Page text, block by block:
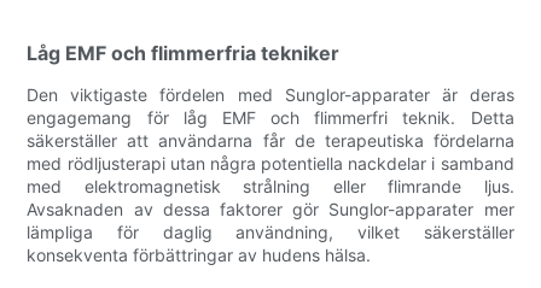
Låg EMF och flimmerfria tekniker
Den viktigaste fördelen med Sunglor-apparater är deras
engagemang för låg EMF och flimmerfri teknik. Detta
säkerställer att användarna får de terapeutiska fördelarna
med rödljusterapi utan några potentiella nackdelar i samband
med elektromagnetisk strålning eller flimrande ljus.
Avsaknaden av dessa faktorer gör Sunglor-apparater mer
lämpliga för daglig användning, vilket säkerställer
konsekventa förbättringar av hudens hälsa.